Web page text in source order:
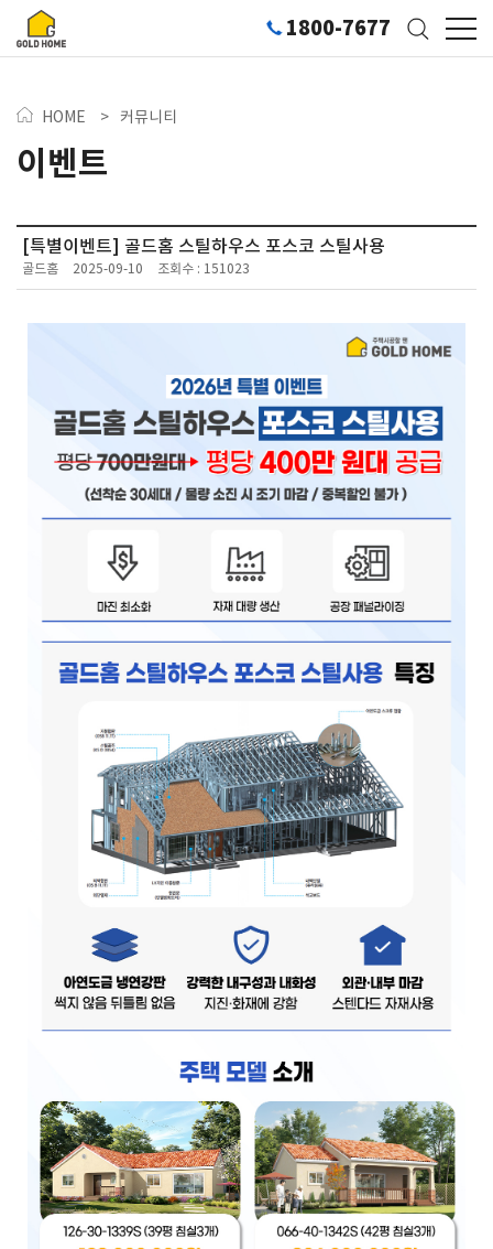
1800-7677
HOME > 커뮤니티
이벤트
[특별이벤트] 골드홈 스틸하우스 포스코 스틸사용
골드홈 2025-09-10 조회수 : 151023